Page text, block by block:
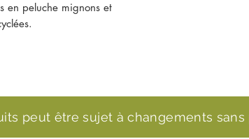
en peluche mignons et
peut être sujet à changements sans